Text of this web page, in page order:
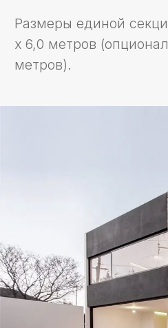
Несущие профили из клеёной
древесины, алюминия или стали.
ИНТЕРЬЕР